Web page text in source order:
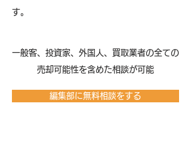
す。
​一般客、投資家、外国人、買取業者の全ての
売却可能性を含めた相談が可能
編集部に無料相談をする